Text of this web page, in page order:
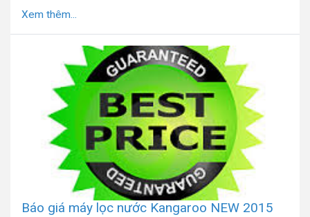
Xem thêm...
Báo giá máy lọc nước Kangaroo NEW 2015